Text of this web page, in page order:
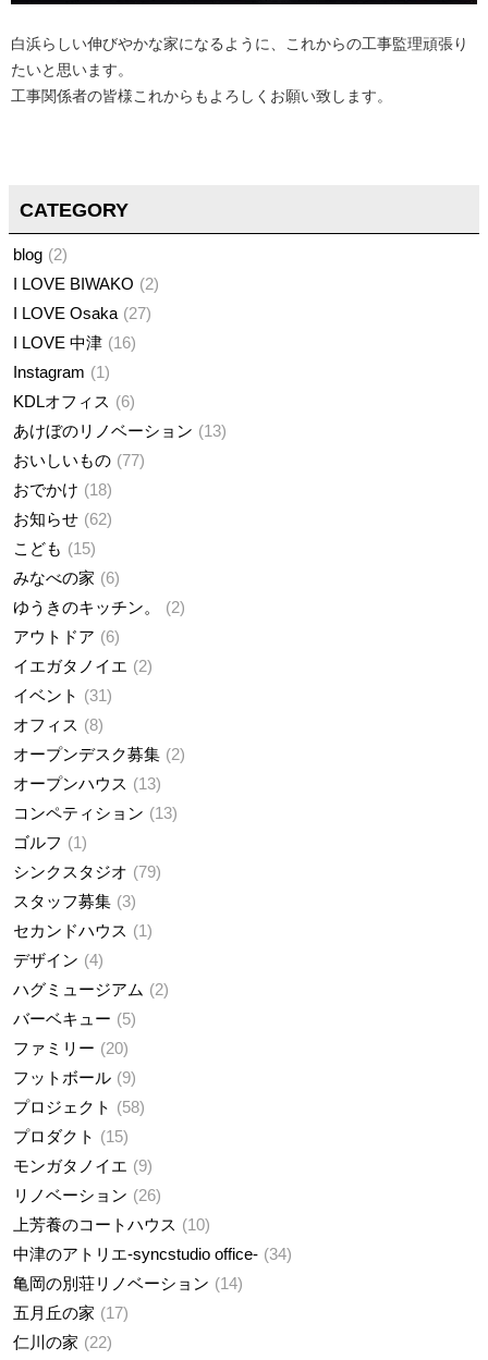
白浜らしい伸びやかな家になるように、これからの工事監理頑張り
たいと思います。
工事関係者の皆様これからもよろしくお願い致します。
CATEGORY
blog
2
I LOVE BIWAKO
2
I LOVE Osaka
27
I LOVE 中津
16
Instagram
1
KDLオフィス
6
あけぼのリノベーション
13
おいしいもの 77
おでかけ
18
お知らせ
62
こども
15
みなべの家
6
ゆうきのキッチン。
2
アウトドア
6
イエガタノイエ
2
イベント
31
オフィス
8
オープンデスク募集
2
オープンハウス
13
コンペティション
13
ゴルフ
1
シンクスタジオ
79
スタッフ募集 3
セカンドハウス
1
デザイン
4
ハグミュージアム
2
バーベキュー
5
ファミリー
20
フットボール
9
プロジェクト
58
プロダクト
15
モンガタノイエ
9
リノベーション
26
上芳養のコートハウス
10
中津のアトリエ-syncstudio office- 34
亀岡の別荘リノベーション
14
五月丘の家
17
仁川の家
22